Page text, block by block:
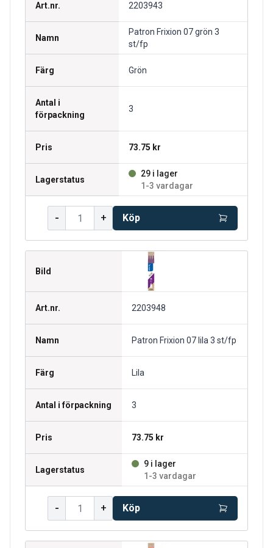
Art.nr. 2203943
Namn
Patron Frixion 07 grön 3
st/fp
Färg Grön
Antal i
förpackning
3
Pris 73.75 kr
Lagerstatus
29 i lager
1-3 vardagar
- + Köp
Bild
Art.nr. 2203948
Namn Patron Frixion 07 lila 3 st/fp
Färg Lila
Antal i förpackning 3
Pris 73.75 kr
Lagerstatus
9 i lager
1-3 vardagar
- + Köp